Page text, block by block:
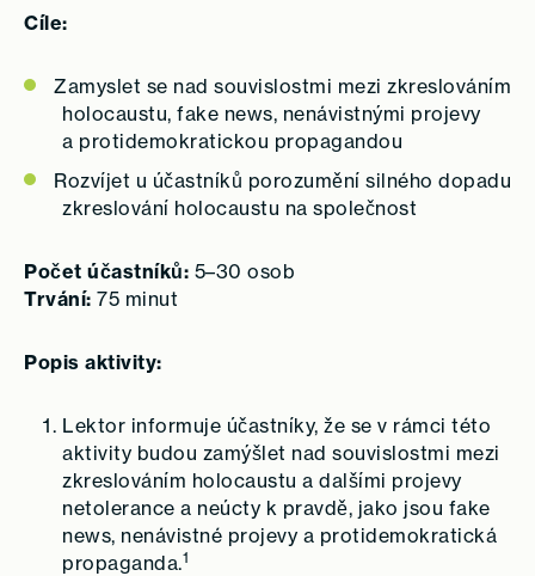
Cíle:
Zamyslet se nad souvislostmi mezi zkreslováním
holocaustu, fake news, nenávistnými projevy
a protidemokratickou propagandou
Rozvíjet u účastníků porozumění silného dopadu
zkreslování holocaustu na společnost
Počet účastníků: 5–30 osob
Trvání: 75 minut
Popis aktivity:
Lektor informuje účastníky, že se v rámci této
aktivity budou zamýšlet nad souvislostmi mezi
zkreslováním holocaustu a dalšími projevy
netolerance a neúcty k pravdě, jako jsou fake
news, nenávistné projevy a protidemokratická
propaganda.1